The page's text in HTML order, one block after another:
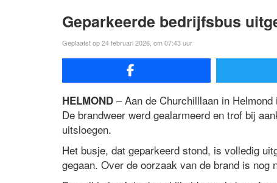
Geparkeerde bedrijfsbus
Geplaatst op 24 februari 2026, om 07:43 uur
HELMOND – Aan de Churchilllaan in
De brandweer werd gealarmeerd en trof bij
uitsloegen.
Het busje, dat geparkeerd stond, is volledig
gegaan. Over de oorzaak van de brand is nog